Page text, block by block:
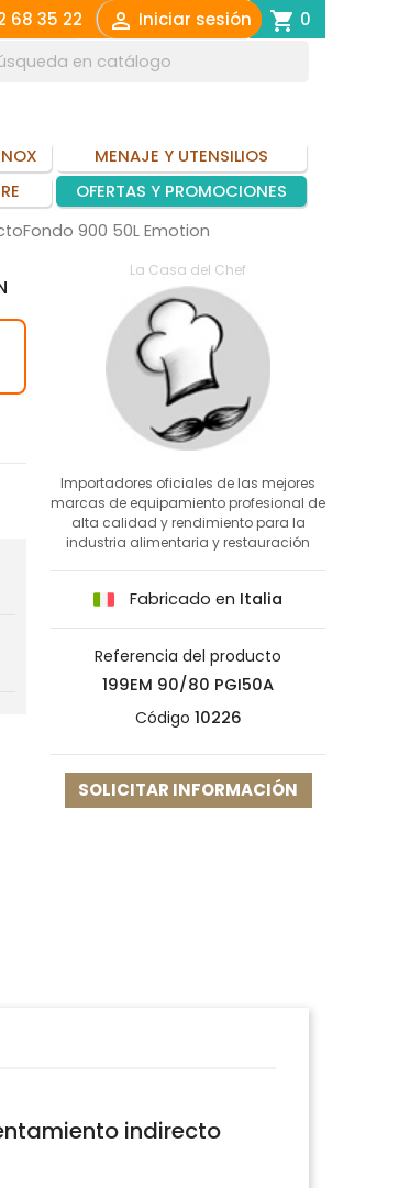
68 35 22  Iniciar sesión shopping_cart 0
MENAJE Y UTENSILIOS
OFERTAS Y PROMOCIONES
900 50L Emotion
La Casa del Chef
Importadores oficiales de las mejores
marcas de equipamiento profesional de
alta calidad y rendimiento para la
industria alimentaria y restauración
Fabricado en Italia
Referencia del producto
199EM 90/80 PGI50A
Código 10226
SOLICITAR INFORMACIÓN
indirecto